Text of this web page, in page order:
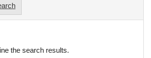
the search results.